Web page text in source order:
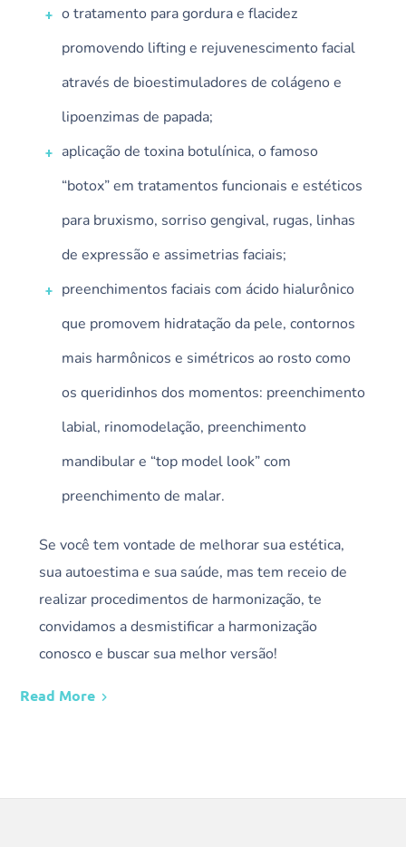
o tratamento para gordura e flacidez
promovendo lifting e rejuvenescimento facial
através de bioestimuladores de colágeno e
lipoenzimas de papada;
aplicação de toxina botulínica, o famoso
“botox” em tratamentos funcionais e estéticos
para bruxismo, sorriso gengival, rugas, linhas
de expressão e assimetrias faciais;
preenchimentos faciais com ácido hialurônico
que promovem hidratação da pele, contornos
mais harmônicos e simétricos ao rosto como
os queridinhos dos momentos: preenchimento
labial, rinomodelação, preenchimento
mandibular e “top model look” com
preenchimento de malar.
Se você tem vontade de melhorar sua estética,
sua autoestima e sua saúde, mas tem receio de
realizar procedimentos de harmonização, te
convidamos a desmistificar a harmonização
conosco e buscar sua melhor versão!
Read More